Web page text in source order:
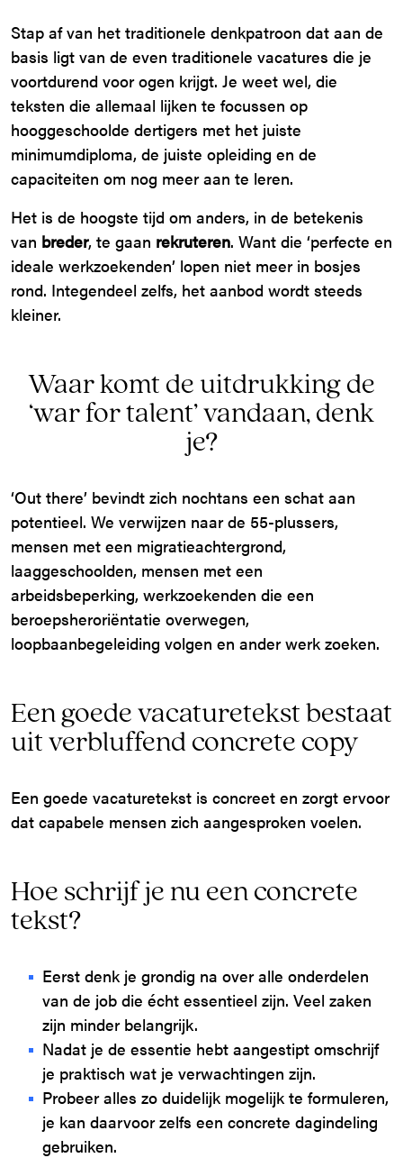
Stap af van het traditionele denkpatroon dat aan de
basis ligt van de even traditionele vacatures die je
voortdurend voor ogen krijgt. Je weet wel, die
teksten die allemaal lijken te focussen op
hooggeschoolde dertigers met het juiste
minimumdiploma, de juiste opleiding en de
capaciteiten om nog meer aan te leren.
Het is de hoogste tijd om anders, in de betekenis
van breder, te gaan rekruteren. Want die ‘perfecte en
ideale werkzoekenden’ lopen niet meer in bosjes
rond. Integendeel zelfs, het aanbod wordt steeds
kleiner.
Waar komt de uitdrukking de
‘war for talent’ vandaan, denk
je?
‘Out there’ bevindt zich nochtans een schat aan
potentieel. We verwijzen naar de 55-plussers,
mensen met een migratieachtergrond,
laaggeschoolden, mensen met een
arbeidsbeperking, werkzoekenden die een
beroepsheroriëntatie overwegen,
loopbaanbegeleiding volgen en ander werk zoeken.
Een goede vacaturetekst bestaat
uit verbluffend concrete copy
Een goede vacaturetekst is concreet en zorgt ervoor
dat capabele mensen zich aangesproken voelen.
Hoe schrijf je nu een concrete
tekst?
Eerst denk je grondig na over alle onderdelen
van de job die écht essentieel zijn. Veel zaken
zijn minder belangrijk.
Nadat je de essentie hebt aangestipt omschrijf
je praktisch wat je verwachtingen zijn.
Probeer alles zo duidelijk mogelijk te formuleren,
je kan daarvoor zelfs een concrete dagindeling
gebruiken.